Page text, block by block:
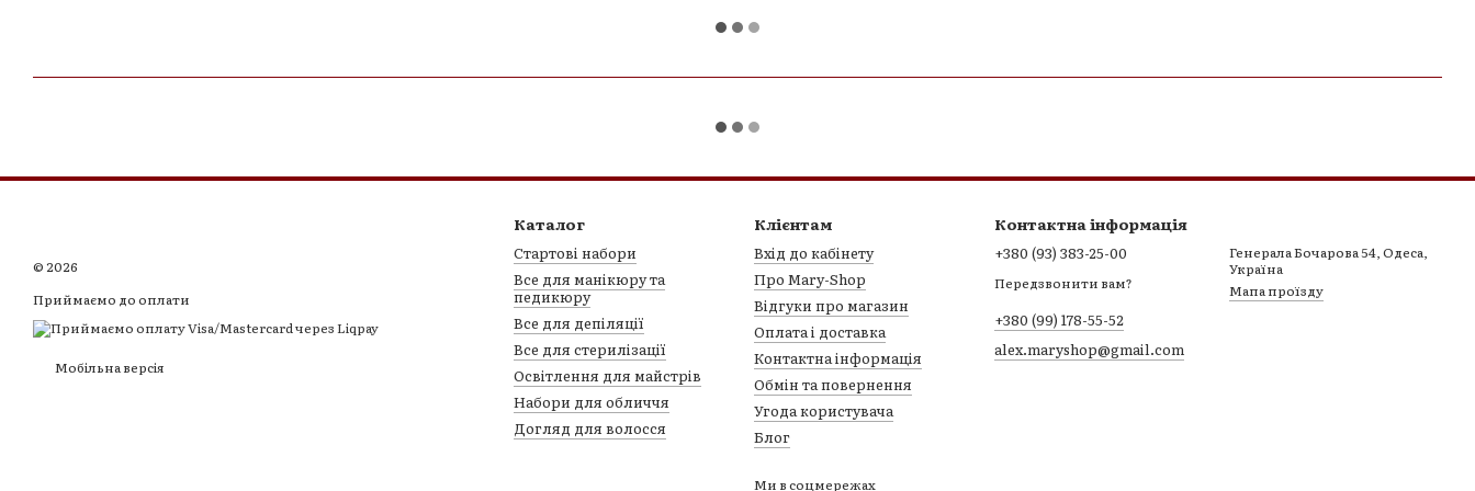
© 2026
Приймаємо до оплати
Мобільна версія
Каталог
Стартові набори
Все для манікюру та
педикюру
Все для депіляції
Все для стерилізації
Освітлення для майстрів
Набори для обличчя
Догляд для волосся
Клієнтам
Вхід до кабінету
Про Mary-Shop
Відгуки про магазин
Оплата і доставка
Контактна інформація
Обмін та повернення
Угода користувача
Блог
Ми в соцмережах
Контактна інформація
+380 (93) 383-25-00
Передзвонити вам?
+380 (99) 178-55-52
alex.maryshop@gmail.com
Генерала Бочарова 54, Одеса,
Україна
Мапа проїзду